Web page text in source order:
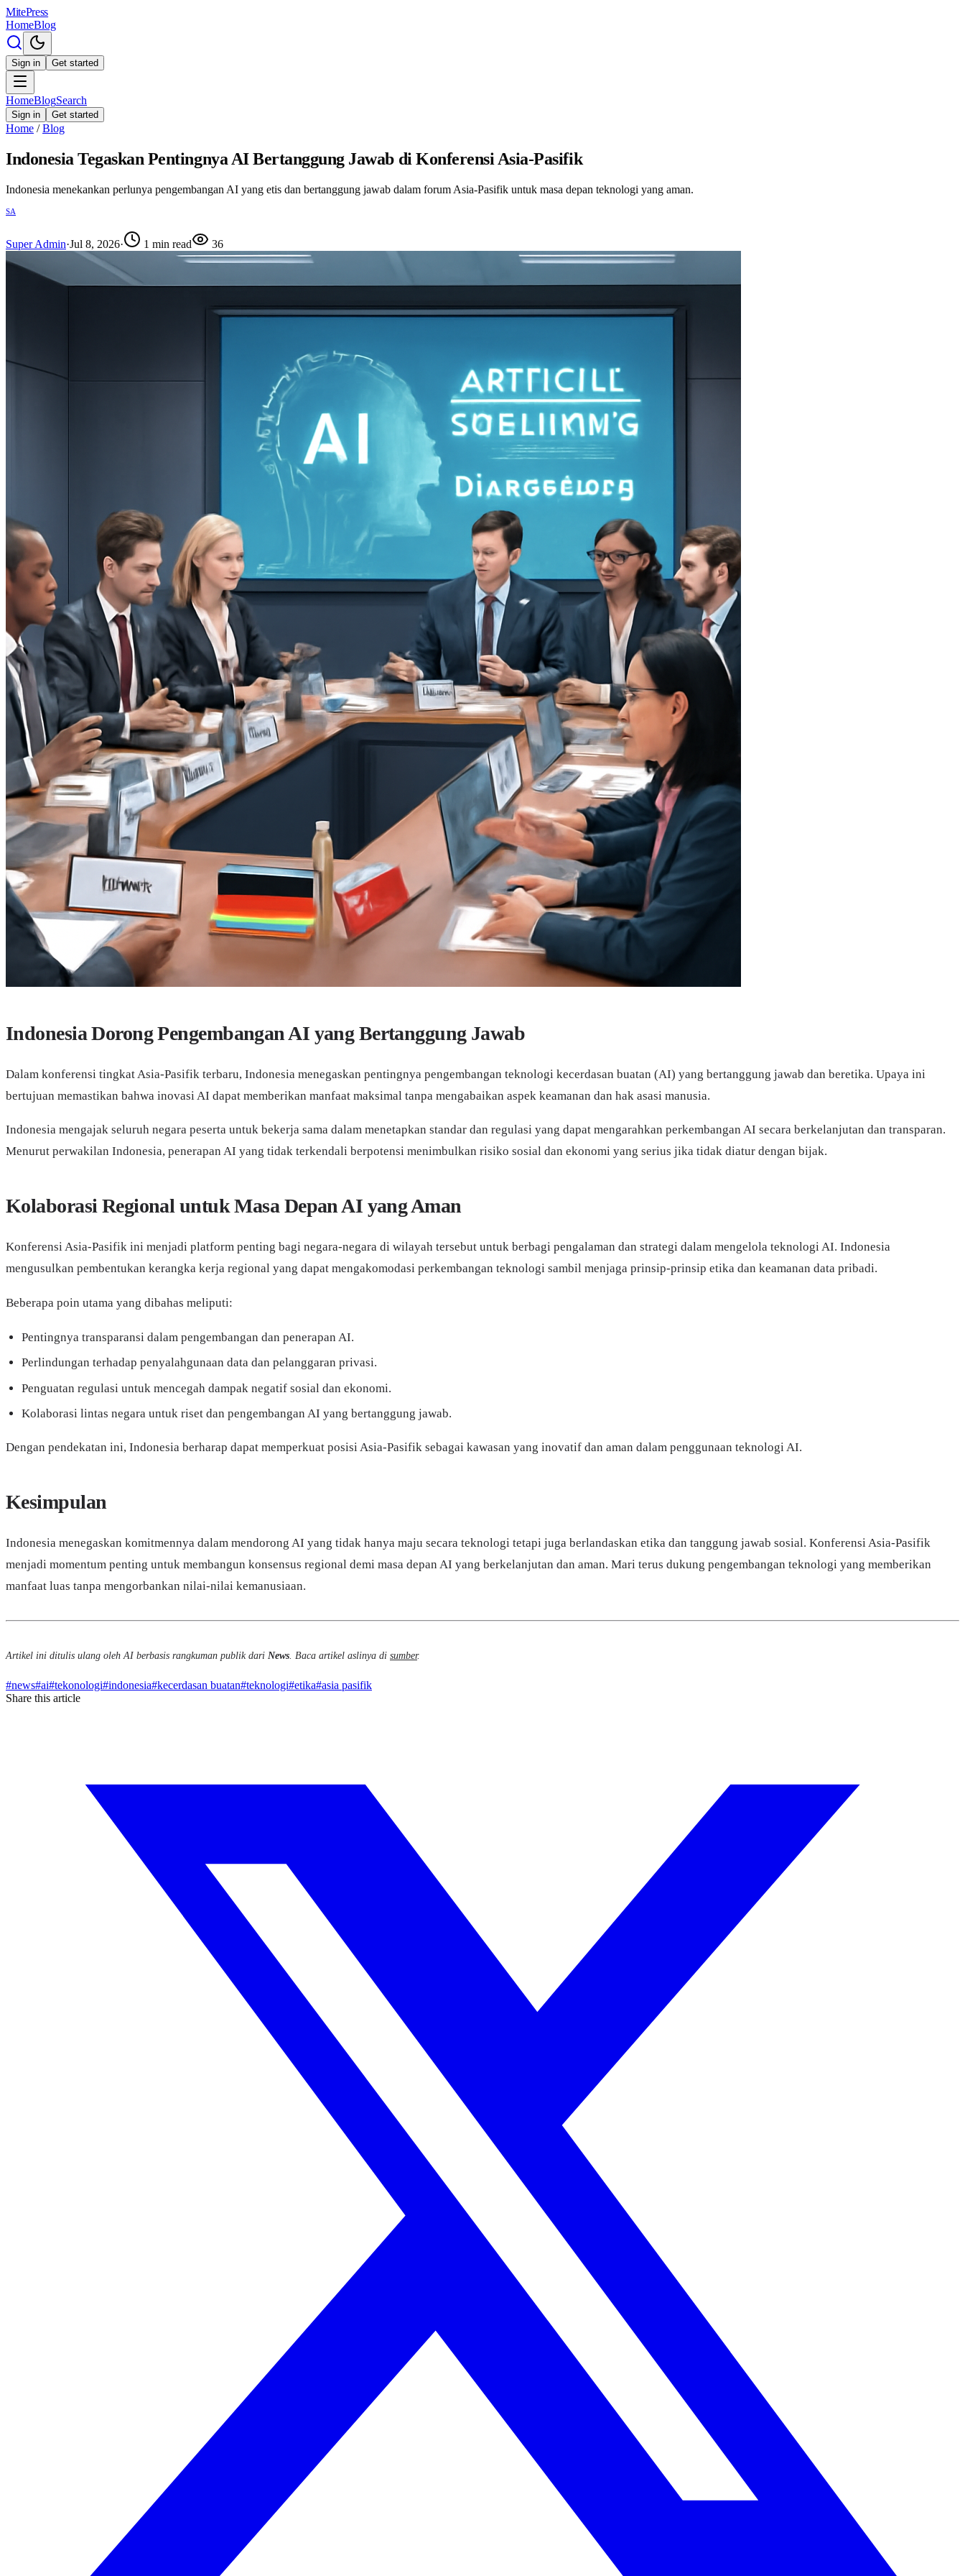
MitePress
HomeBlog
Sign in Get started
HomeBlogSearch
Sign in Get started
Home / Blog
Indonesia Tegaskan Pentingnya AI Bertanggung Jawab di Konferensi Asia-Pasifik
Indonesia menekankan perlunya pengembangan AI yang etis dan bertanggung jawab dalam forum Asia-Pasifik untuk masa depan teknologi yang aman.
SA
Super Admin·Jul 8, 2026· 1 min read 36
Indonesia Dorong Pengembangan AI yang Bertanggung Jawab
Dalam konferensi tingkat Asia-Pasifik terbaru, Indonesia menegaskan pentingnya pengembangan teknologi kecerdasan buatan (AI) yang bertanggung jawab dan beretika. Upaya ini
bertujuan memastikan bahwa inovasi AI dapat memberikan manfaat maksimal tanpa mengabaikan aspek keamanan dan hak asasi manusia.
Indonesia mengajak seluruh negara peserta untuk bekerja sama dalam menetapkan standar dan regulasi yang dapat mengarahkan perkembangan AI secara berkelanjutan dan transparan.
Menurut perwakilan Indonesia, penerapan AI yang tidak terkendali berpotensi menimbulkan risiko sosial dan ekonomi yang serius jika tidak diatur dengan bijak.
Kolaborasi Regional untuk Masa Depan AI yang Aman
Konferensi Asia-Pasifik ini menjadi platform penting bagi negara-negara di wilayah tersebut untuk berbagi pengalaman dan strategi dalam mengelola teknologi AI. Indonesia
mengusulkan pembentukan kerangka kerja regional yang dapat mengakomodasi perkembangan teknologi sambil menjaga prinsip-prinsip etika dan keamanan data pribadi.
Beberapa poin utama yang dibahas meliputi:
Pentingnya transparansi dalam pengembangan dan penerapan AI.
Perlindungan terhadap penyalahgunaan data dan pelanggaran privasi.
Penguatan regulasi untuk mencegah dampak negatif sosial dan ekonomi.
Kolaborasi lintas negara untuk riset dan pengembangan AI yang bertanggung jawab.
Dengan pendekatan ini, Indonesia berharap dapat memperkuat posisi Asia-Pasifik sebagai kawasan yang inovatif dan aman dalam penggunaan teknologi AI.
Kesimpulan
Indonesia menegaskan komitmennya dalam mendorong AI yang tidak hanya maju secara teknologi tetapi juga berlandaskan etika dan tanggung jawab sosial. Konferensi Asia-Pasifik
menjadi momentum penting untuk membangun konsensus regional demi masa depan AI yang berkelanjutan dan aman. Mari terus dukung pengembangan teknologi yang memberikan
manfaat luas tanpa mengorbankan nilai-nilai kemanusiaan.
Artikel ini ditulis ulang oleh AI berbasis rangkuman publik dari News. Baca artikel aslinya di sumber.
#news#ai#tekonologi#indonesia#kecerdasan buatan#teknologi#etika#asia pasifik
Share this article